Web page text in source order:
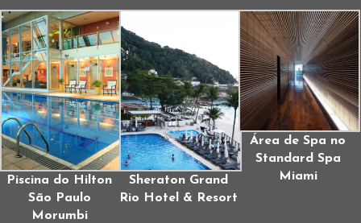
Piscina do Hilton
São Paulo
Morumbi
Sheraton Grand
Rio Hotel & Resort
Área de Spa no
Standard Spa
Miami